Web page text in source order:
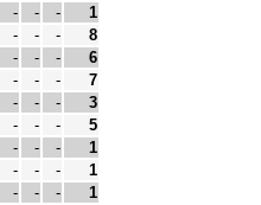
- - -
1
- - -
8
- - -
6
- - -
7
- - -
3
- - -
5
- - -
1
- - -
1
- - -
1